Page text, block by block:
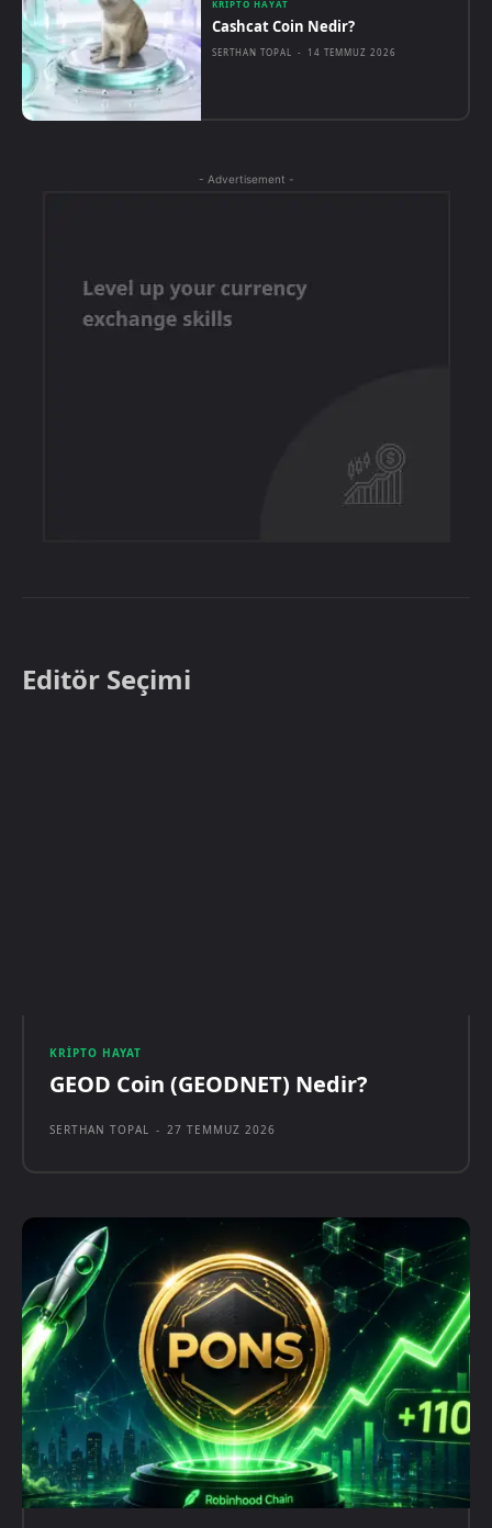
KRIPTO HAYAT
Cashcat Coin Nedir?
SERTHAN TOPAL - 14 TEMMUZ 2026
- Advertisement -
Editör Seçimi
KRIPTO HAYAT
GEOD Coin (GEODNET) Nedir?
SERTHAN TOPAL - 27 TEMMUZ 2026